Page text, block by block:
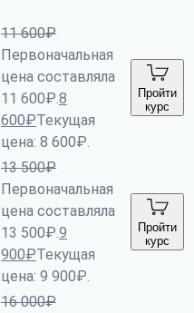
11 600₽
Первоначальная
цена составляла
11 600₽.8
600₽Текущая
цена: 8 600₽.
Пройти
курс
13 500₽
Первоначальная
цена составляла
13 500₽.9
900₽Текущая
цена: 9 900₽.
Пройти
курс
16 000₽